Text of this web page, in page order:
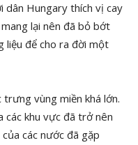
dân Hungary thích vị cay
lại nên đã bỏ bớt
liệu để cho ra đời một
vùng miền khá lớn.
các khu vực đã trở nên
các nước đã gặp